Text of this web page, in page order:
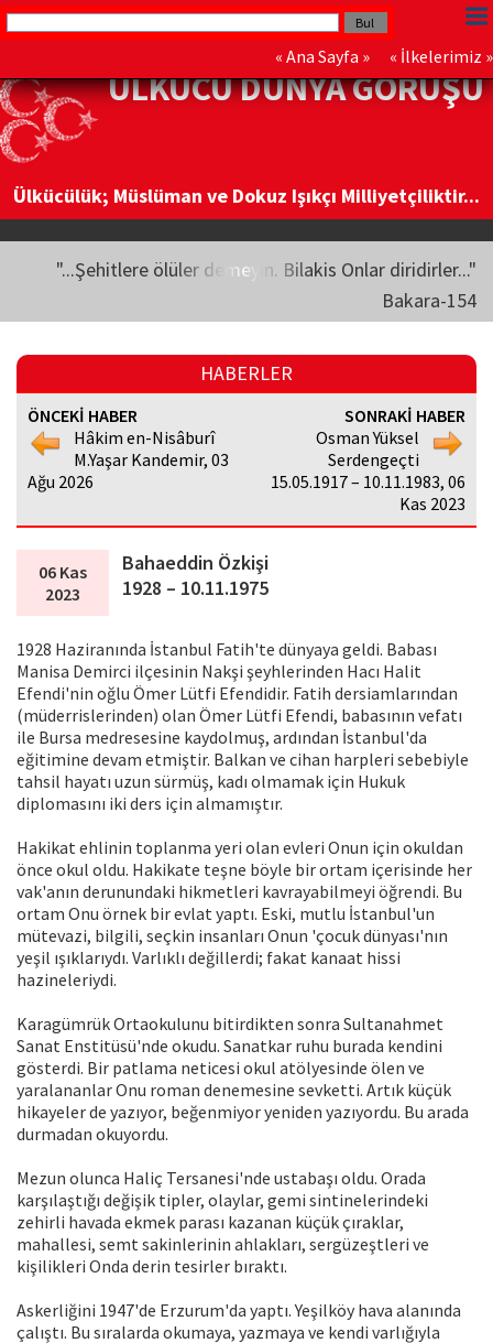
« Ana Sayfa » « İlkelerimiz »
ÜLKÜCÜ DÜNYA GÖRÜŞÜ
Ülkücülük; Müslüman ve Dokuz Işıkçı Milliyetçiliktir...
"...Şehitlere ölüler demeyin. Bilakis Onlar diridirler..."
Bakara-154
HABERLER
ÖNCEKİ HABER
Hâkim en-Nisâburî
M.Yaşar Kandemir, 03
Ağu 2026
SONRAKİ HABER
Osman Yüksel
Serdengeçti
15.05.1917 – 10.11.1983, 06
Kas 2023
06 Kas
2023
Bahaeddin Özkişi
1928 – 10.11.1975
1928 Haziranında İstanbul Fatih'te dünyaya geldi. Babası
Manisa Demirci ilçesinin Nakşi şeyhlerinden Hacı Halit
Efendi'nin oğlu Ömer Lütfi Efendidir. Fatih dersiamlarından
(müderrislerinden) olan Ömer Lütfi Efendi, babasının vefatı
ile Bursa medresesine kaydolmuş, ardından İstanbul'da
eğitimine devam etmiştir. Balkan ve cihan harpleri sebebiyle
tahsil hayatı uzun sürmüş, kadı olmamak için Hukuk
diplomasını iki ders için almamıştır.
Hakikat ehlinin toplanma yeri olan evleri Onun için okuldan
önce okul oldu. Hakikate teşne böyle bir ortam içerisinde her
vak'anın derunundaki hikmetleri kavrayabilmeyi öğrendi. Bu
ortam Onu örnek bir evlat yaptı. Eski, mutlu İstanbul'un
mütevazi, bilgili, seçkin insanları Onun 'çocuk dünyası'nın
yeşil ışıklarıydı. Varlıklı değillerdi; fakat kanaat hissi
hazineleriydi.
Karagümrük Ortaokulunu bitirdikten sonra Sultanahmet
Sanat Enstitüsü'nde okudu. Sanatkar ruhu burada kendini
gösterdi. Bir patlama neticesi okul atölyesinde ölen ve
yaralananlar Onu roman denemesine sevketti. Artık küçük
hikayeler de yazıyor, beğenmiyor yeniden yazıyordu. Bu arada
durmadan okuyordu.
Mezun olunca Haliç Tersanesi'nde ustabaşı oldu. Orada
karşılaştığı değişik tipler, olaylar, gemi sintinelerindeki
zehirli havada ekmek parası kazanan küçük çıraklar,
mahallesi, semt sakinlerinin ahlakları, sergüzeştleri ve
kişilikleri Onda derin tesirler bıraktı.
Askerliğini 1947'de Erzurum'da yaptı. Yeşilköy hava alanında
çalıştı. Bu sıralarda okumaya, yazmaya ve kendi varlığıyla